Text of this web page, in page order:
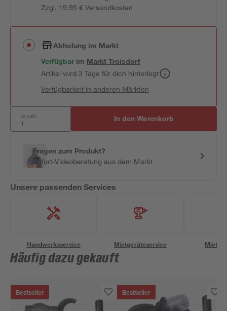
Zzgl. 19,95 € Versandkosten
Abholung im Markt
Verfügbar im MarktTroisdorf
Artikel wird 3 Tage für dich hinterlegt
Verfügbarkeit in anderen Märkten
Anzahl: In den Warenkorb
Fragen zum Produkt?
Sofort-Videoberatung aus dem Markt
Unsere passenden Services
Handwerksservice Mietgeräteservice
Häufig dazu gekauft
Bestseller Bestseller